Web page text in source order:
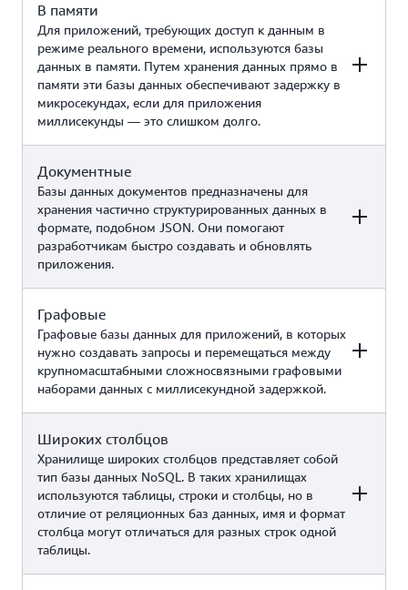
использования генеративного
искусственного интеллекта
(например, чат-боты с функцией
дополненной извлеченными
данными генерации, поиск
сходств, системы рекомендаций
и многое другое)
Примеры
Интернет-приложения с
интенсивным трафиком,
системы интернет-торговли,
игровые приложения, примеры
использования генеративного
(например, поиск сходств с
использованием интеграции
DynamoDB с нулевым
использованием ETL и сервис
Amazon OpenSearch)
В памяти
Для приложений, требующих доступ к данным в
режиме реального времени, используются базы
данных в памяти. Путем хранения данных прямо в
памяти эти базы данных обеспечивают задержку в
микросекундах, если для приложения
миллисекунды — это слишком долго.
Примеры
Кэширование, управление
сеансами, игровыми таблицами
лидеров, геопространственные
приложения, примеры
искусственного интеллекта
(например, чат-боты с функцией
дополненной извлеченными
данными генерации,
семантическое кэширование,
системы рекомендаций,
обнаружение мошенничества и
многое другое)
ElastiCache
Amazon
MemoryDB
Документные
Базы данных документов предназначены для
хранения частично структурированных данных в
формате, подобном JSON. Они помогают
разработчикам быстро создавать и обновлять
приложения.
Примеры
Управление контентом,
каталоги, профили
пользователей, примеры
искусственного интеллекта
(например, чат-боты с функцией
дополненной извлеченными
данными генерации, поиск
сходств, системы рекомендаций
и многое другое)
(совместимость с
MongoDB)
Графовые
Графовые базы данных для приложений, в которых
нужно создавать запросы и перемещаться между
крупномасштабными сложносвязными графовыми
наборами данных с миллисекундной задержкой.
Примеры
Обнаружение мошенничества,
социальные сети, системы
рекомендаций, примеры
использования генеративного
искусственного интеллекта
Amazon Neptune
Широких столбцов
Хранилище широких столбцов представляет собой
тип базы данных NoSQL. В таких хранилищах
используются таблицы, строки и столбцы, но в
отличие от реляционных баз данных, имя и формат
столбца могут отличаться для разных строк одной
таблицы.